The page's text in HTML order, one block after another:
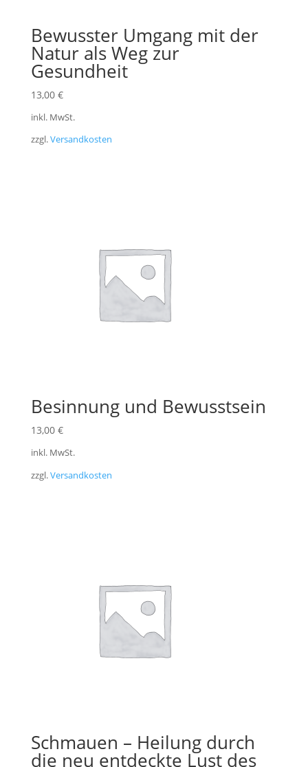
Bewusster Umgang mit der
Natur als Weg zur
Gesundheit
13,00 €
inkl. MwSt.
zzgl.Versandkosten
Besinnung und Bewusstsein
13,00 €
inkl. MwSt.
zzgl.Versandkosten
Schmauen – Heilung durch
die neu entdeckte Lust des